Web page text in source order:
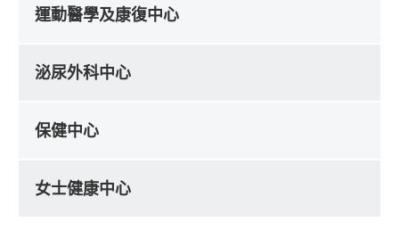
運動醫學及康復中心
泌尿外科中心
保健中心
女士健康中心